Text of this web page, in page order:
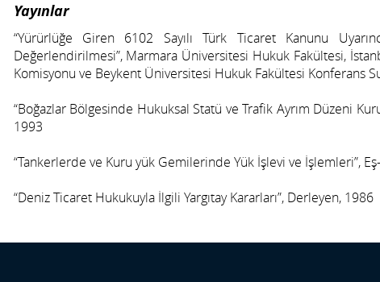
Yayınlar
“Yürürlüğe Giren 6102 Sayılı Türk Ticaret Kanunu
Değerlendirilmesi”, Marmara Üniversitesi Hukuk Fakültesi,
Komisyonu ve Beykent Üniversitesi Hukuk Fakültesi Konferans
“Boğazlar Bölgesinde Hukuksal Statü ve Trafik Ayrım Düzeni
1993
“Tankerlerde ve Kuru yük Gemilerinde Yük İşlevi ve İşlemleri”,
“Deniz Ticaret Hukukuyla İlgili Yargıtay Kararları”, Derleyen, 1986